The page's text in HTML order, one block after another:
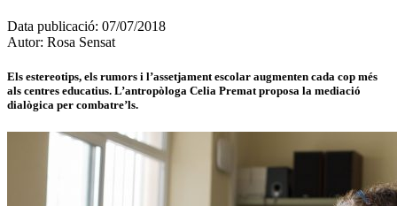
Data publicació: 07/07/2018
Autor: Rosa Sensat
Els estereotips, els rumors i l’assetjament escolar augmenten cada cop més
als centres educatius. L’antropòloga Celia Premat proposa la mediació
dialògica per combatre’ls.